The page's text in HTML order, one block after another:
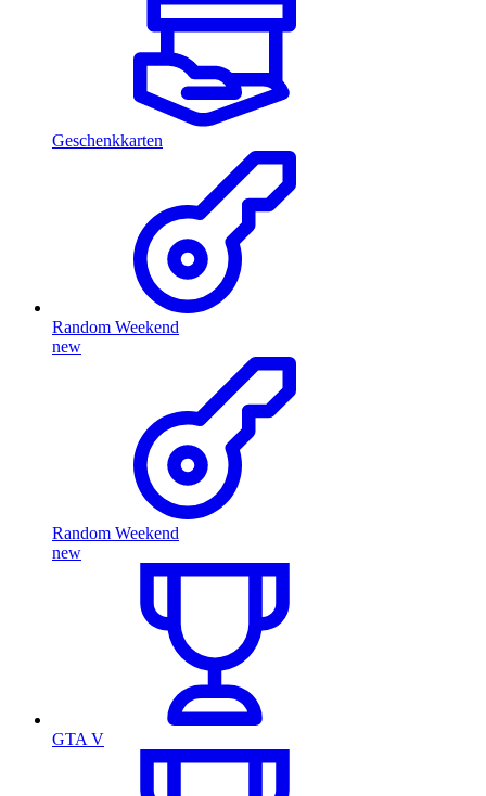
Geschenkkarten
Random Weekend
new
Random Weekend
new
GTA V